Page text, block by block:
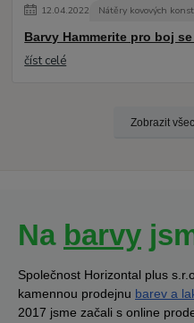
12.04.2022 Nátěry kovových
Barvy Hammerite pro boj
číst celé
Zobrazit
Na barvy
Společnost Horizontal plus
kamennou prodejnu barev a
2017 jsme začali s online